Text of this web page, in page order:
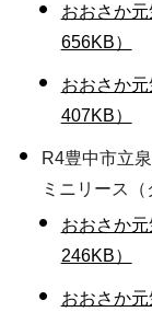
おおさか
656KB）
おおさか
407KB）
R4豊中市立
ミニリース
おおさか
246KB）
おおさか